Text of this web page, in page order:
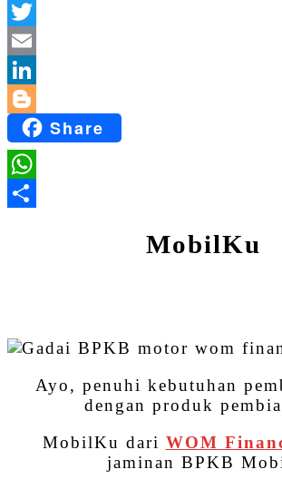
Facebook
Twitter
Email
LinkedIn
BloggerShare
WhatsApp
MobilKu
Ayo, penuhi kebutuhan
dengan produk
MobilKu dari WOM
jaminan BPKB